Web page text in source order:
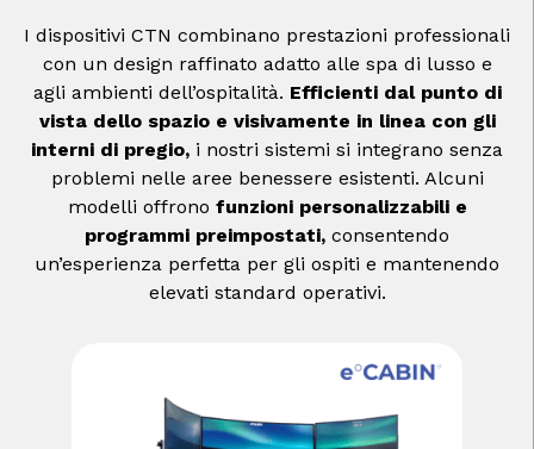
I dispositivi CTN combinano prestazioni professionali
con un design raffinato adatto alle spa di lusso e
agli ambienti dell’ospitalità. Efficienti dal punto di
vista dello spazio e visivamente in linea con gli
interni di pregio, i nostri sistemi si integrano senza
problemi nelle aree benessere esistenti. Alcuni
modelli offrono funzioni personalizzabili e
programmi preimpostati, consentendo
un’esperienza perfetta per gli ospiti e mantenendo
elevati standard operativi.